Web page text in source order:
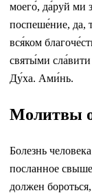
моего́, да́руй ми
поспеше́ние, да,
вся́ком
святы́ми
Ду́ха. Ами́нь.
Молитвы
Болезнь
посланное
должен